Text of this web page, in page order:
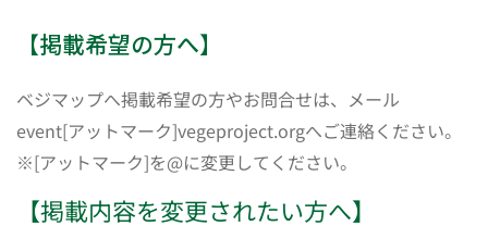
【掲載希望の方へ】
ベジマップへ掲載希望の方やお問合せは、メール
event[アットマーク]vegeproject.orgへご連絡ください。
※[アットマーク]を@に変更してください。
【掲載内容を変更されたい方へ】